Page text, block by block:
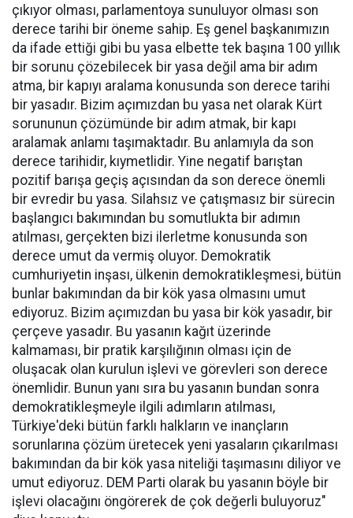
çıkıyor olması, parlamentoya sunuluyor olması son
derece tarihi bir öneme sahip. Eş genel başkanımızın
da ifade ettiği gibi bu yasa elbette tek başına 100 yıllık
bir sorunu çözebilecek bir yasa değil ama bir adım
atma, bir kapıyı aralama konusunda son derece tarihi
bir yasadır. Bizim açımızdan bu yasa net olarak Kürt
sorununun çözümünde bir adım atmak, bir kapı
aralamak anlamı taşımaktadır. Bu anlamıyla da son
derece tarihidir, kıymetlidir. Yine negatif barıştan
pozitif barışa geçiş açısından da son derece önemli
bir evredir bu yasa. Silahsız ve çatışmasız bir sürecin
başlangıcı bakımından bu somutlukta bir adımın
atılması, gerçekten bizi ilerletme konusunda son
derece umut da vermiş oluyor. Demokratik
cumhuriyetin inşası, ülkenin demokratikleşmesi, bütün
bunlar bakımından da bir kök yasa olmasını umut
ediyoruz. Bizim açımızdan bu yasa bir kök yasadır, bir
çerçeve yasadır. Bu yasanın kağıt üzerinde
kalmaması, bir pratik karşılığının olması için de
oluşacak olan kurulun işlevi ve görevleri son derece
önemlidir. Bunun yanı sıra bu yasanın bundan sonra
demokratikleşmeyle ilgili adımların atılması,
Türkiye'deki bütün farklı halkların ve inançların
sorunlarına çözüm üretecek yeni yasaların çıkarılması
bakımından da bir kök yasa niteliği taşımasını diliyor ve
umut ediyoruz. DEM Parti olarak bu yasanın böyle bir
işlevi olacağını öngörerek de çok değerli buluyoruz"